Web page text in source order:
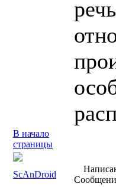
В начало
страницы
ScAnDroid